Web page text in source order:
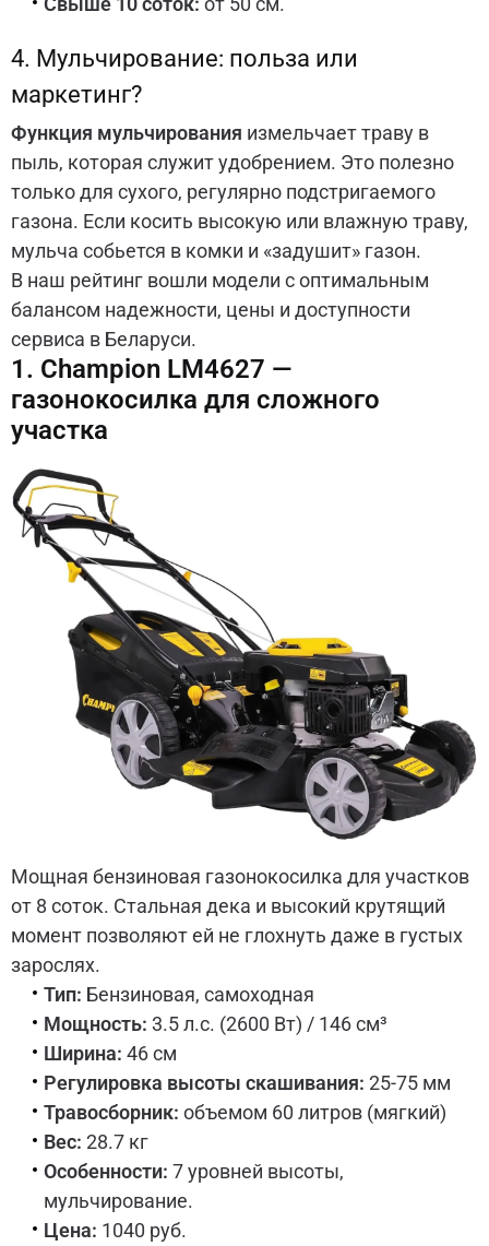
4. Мульчирование: польза или
маркетинг?
Функция мульчирования измельчает траву в
пыль, которая служит удобрением. Это полезно
только для сухого, регулярно подстригаемого
газона. Если косить высокую или влажную траву,
мульча собьется в комки и «задушит» газон.
В наш рейтинг вошли модели с оптимальным
балансом надежности, цены и доступности
сервиса в Беларуси.
1. Champion LM4627 —
газонокосилка для сложного
участка
Мощная бензиновая газонокосилка для участков
от 8 соток. Стальная дека и высокий крутящий
момент позволяют ей не глохнуть даже в густых
зарослях.
Тип: Бензиновая, самоходная
Мощность: 3.5 л.с. (2600 Вт) / 146 см³
Ширина: 46 см
Регулировка высоты скашивания: 25-75 мм
Травосборник: объемом 60 литров (мягкий)
Вес: 28.7 кг
Особенности: 7 уровней высоты,
мульчирование.
Цена: 1040 руб.